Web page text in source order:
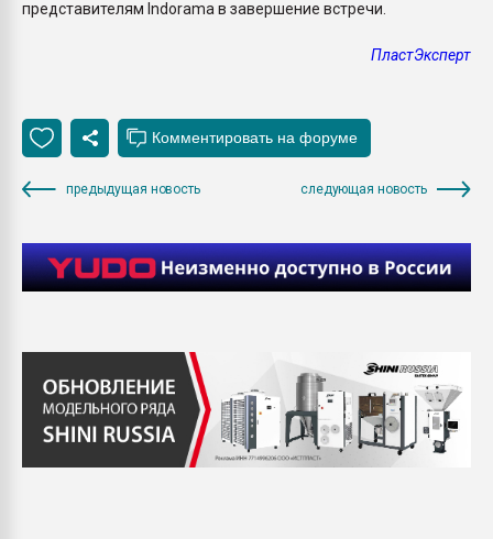
представителям Indorama в завершение встречи.
ПластЭксперт
предыдущая новость следующая новость